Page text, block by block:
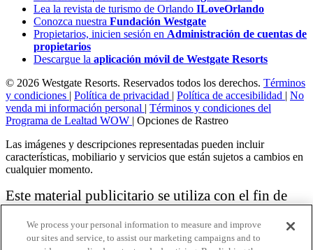
Lea la revista de turismo de Orlando ILoveOrlando
Conozca nuestra Fundación Westgate
Propietarios, inicien sesión en Administración de cuentas de
propietarios
Descargue la aplicación móvil de Westgate Resorts
© 2026 Westgate Resorts. Reservados todos los derechos. Términos
y condiciones | Política de privacidad | Política de accesibilidad | No
venda mi información personal | Términos y condiciones del
Programa de Lealtad WOW | Opciones de Rastreo
Las imágenes y descripciones representadas pueden incluir
características, mobiliario y servicios que están sujetos a cambios en
cualquier momento.
Este material publicitario se utiliza con el fin de
vacacional.
We process your personal information to measure and improve
our sites and service, to assist our marketing campaigns and to